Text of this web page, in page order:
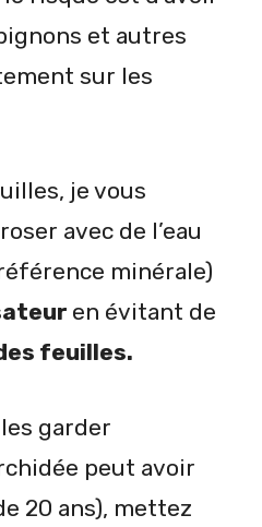
et autres
sur les
je vous
avec de l’eau
minérale)
en évitant de
feuilles.
garder
peut avoir
20 ans), mettez